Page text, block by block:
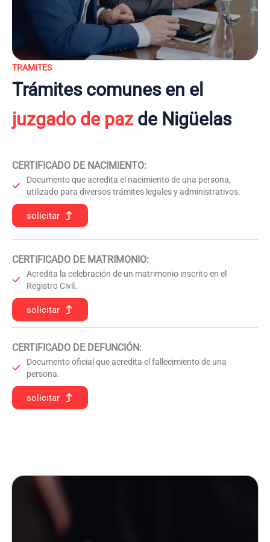
TRAMITES
Trámites comunes en el
juzgado de pazde Nigüelas
CERTIFICADO DE NACIMIENTO:
Documento que acredita el nacimiento de una persona,
utilizado para diversos trámites legales y administrativos.
solicitar
CERTIFICADO DE MATRIMONIO:
Acredita la celebración de un matrimonio inscrito en el
Registro Civil.
solicitar
CERTIFICADO DE DEFUNCIÓN:
Documento oficial que acredita el fallecimiento de una
persona.
solicitar